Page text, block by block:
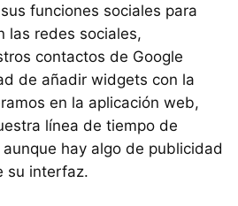
funciones sociales para
las redes sociales,
contactos de Google
de añadir widgets con la
en la aplicación web,
línea de tiempo de
aunque hay algo de publicidad
su interfaz.